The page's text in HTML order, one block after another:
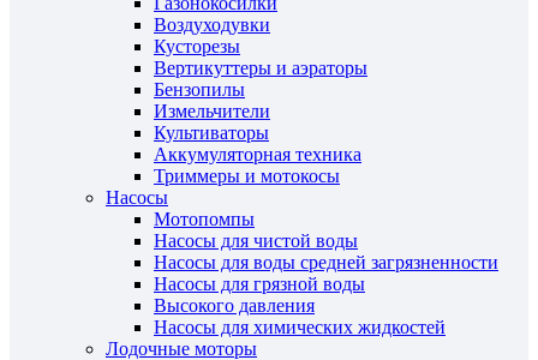
Воздуходувки
Кусторезы
Вертикуттеры и аэраторы
Бензопилы
Измельчители
Культиваторы
Аккумуляторная техника
Триммеры и мотокосы
Насосы
Мотопомпы
Насосы для чистой воды
Насосы для воды средней загрязненности
Насосы для грязной воды
Высокого давления
Насосы для химических жидкостей
Лодочные моторы